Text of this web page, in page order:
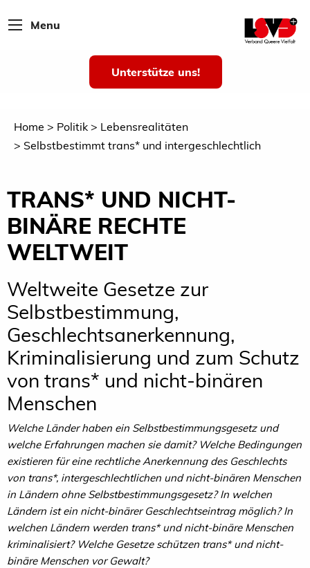
Menu
Unterstütze uns!
Home Politik
Lebensrealitäten
Selbstbestimmt trans* und intergeschlechtlich
TRANS* UND NICHT-
BINÄRE RECHTE
WELTWEIT
Weltweite Gesetze zur
Selbstbestimmung,
Geschlechtsanerkennung,
Kriminalisierung und zum Schutz
von trans* und nicht-binären
Menschen
Welche Länder haben ein Selbstbestimmungsgesetz und
welche Erfahrungen machen sie damit? Welche Bedingungen
existieren für eine rechtliche Anerkennung des Geschlechts
von trans*, intergeschlechtlichen und nicht-binären Menschen
in Ländern ohne Selbstbestimmungsgesetz? In welchen
Ländern ist ein nicht-binärer Geschlechtseintrag möglich? In
welchen Ländern werden trans* und nicht-binäre Menschen
kriminalisiert? Welche Gesetze schützen trans* und nicht-
binäre Menschen vor Gewalt?